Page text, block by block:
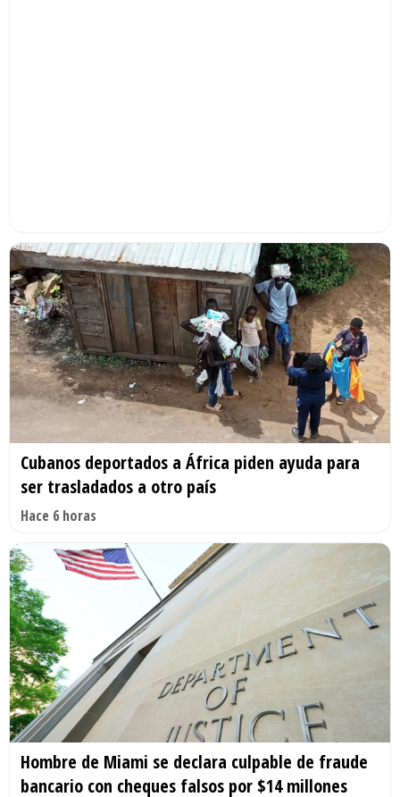
Cubanos deportados a África piden ayuda para
ser trasladados a otro país
Hace 6 horas
Hombre de Miami se declara culpable de fraude
bancario con cheques falsos por $14 millones